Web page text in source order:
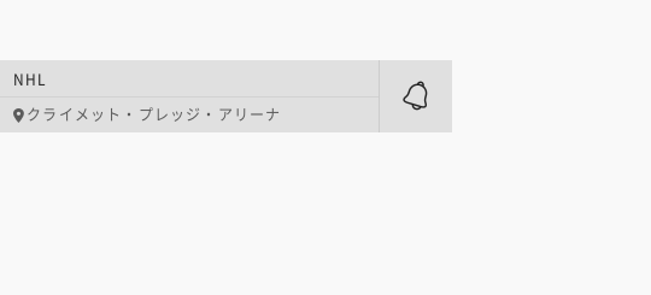
NHL
クライメット・プレッジ・アリーナ